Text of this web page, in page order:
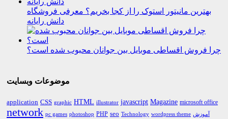
بهترین مانیتور استوک را از کجا بخریم؟ معرفی فروشگاه
دانش رایانه
چرا فروش اقساطی موبایل بین جوانان محبوب شده است؟
موضوعات وبسایت
application CSS graphic HTML illustrator javascript Magazine microsoft office
network pc games photoshop PHP seo Technology wordpress theme آموزش